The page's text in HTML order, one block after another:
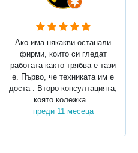
Ако има някакви останали
фирми, които си гледат
работата както трябва е тази
е. Първо, че техниката им е
доста . Второ консултацията,
която колежка...
преди 11 месеца